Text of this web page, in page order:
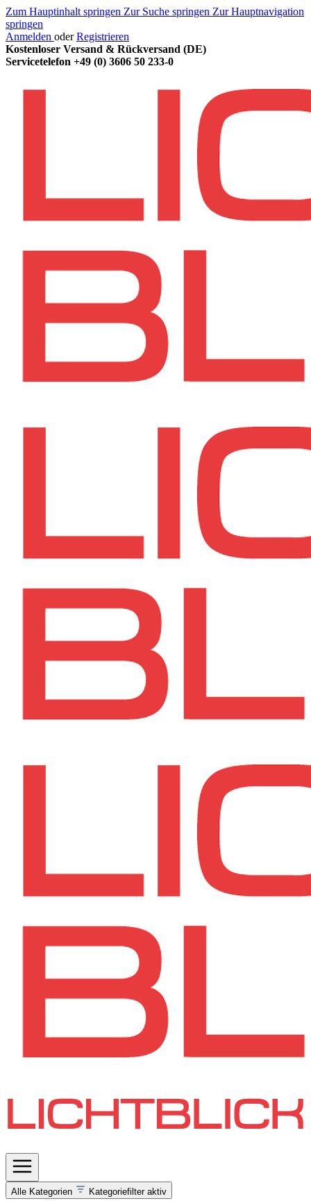
Zum Hauptinhalt springen Zur Suche springen Zur Hauptnavigation
springen
Anmelden oder Registrieren
Kostenloser Versand & Rückversand (DE)
Servicetelefon +49 (0) 3606 50 233-0
Alle Kategorien Kategoriefilter aktiv